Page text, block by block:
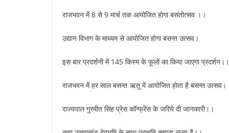
b
o
o
k
A
p
p
st a
m
dI
n
राजभवन में 8 से 9 मार्च तक आयोजित होगा बसंतोत्सव ।।
उद्यान विभाग के माध्यम से आयोजित होगा बसन्त उत्सव।
इस बार प्रदर्शनी में 145 किस्म के फूलों का किया जाएगा प्रदर्शन।।
राजभवन में हर साल बसन्त ऋतु में आयोजित होता है बसन्त उत्सव।
राज्यपाल गुरमीत सिंह प्रेस कॉन्फ्रेंस के जरिये दी जानकारी।।